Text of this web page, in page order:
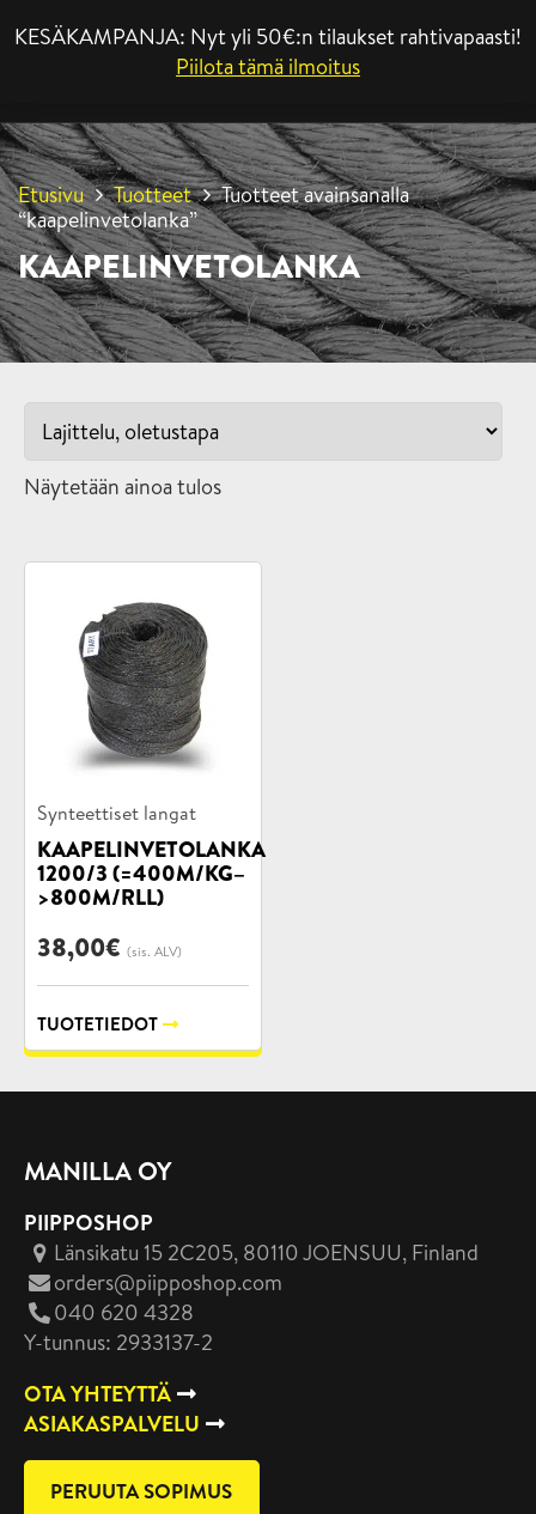
KESÄKAMPANJA: Nyt yli 50€:n tilaukset rahtivapaasti!
Piilota tämä ilmoitus
Etusivu Tuotteet
Tuotteet avainsanalla
“kaapelinvetolanka”
KAAPELINVETOLANKA
Näytetään ainoa tulos
Tuotekategoriat:
Synteettiset langat
KAAPELINVETOLANKA
1200/3 (=400M/KG–
>800M/RLL)
38,00€ (sis. ALV)
TUOTETIEDOT
MANILLA OY
PIIPPOSHOP
Länsikatu 15 2C205, 80110 JOENSUU, Finland
orders@piipposhop.com
040 620 4328
Y-tunnus: 2933137-2
OTA YHTEYTTÄ
ASIAKASPALVELU
PERUUTA SOPIMUS